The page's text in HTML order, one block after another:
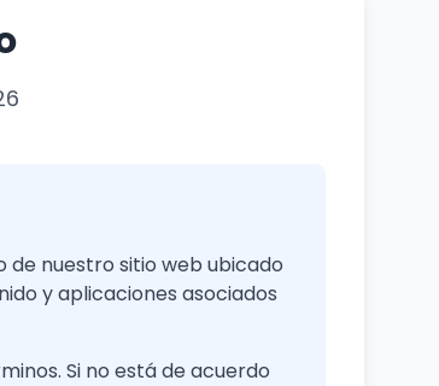
de nuestro sitio web ubicado
y aplicaciones asociados
Si no está de acuerdo